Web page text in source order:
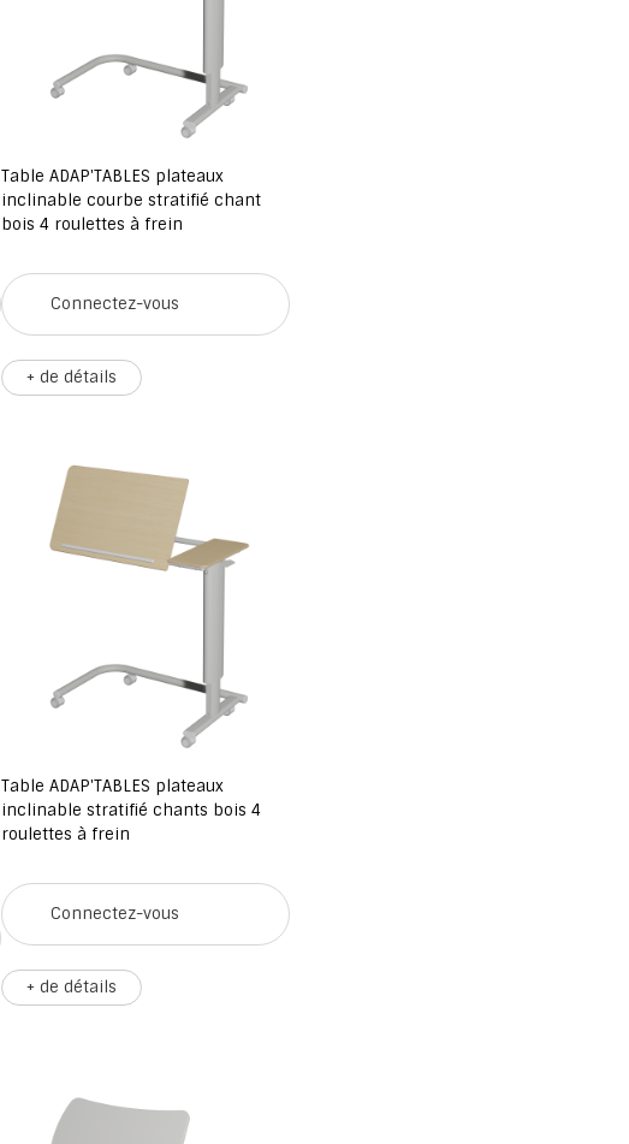
Table ADAP'TABLES plateaux
inclinable courbe stratifié chant
bois 4 roulettes à frein
Connectez-vous
+ de détails
Table ADAP'TABLES plateaux
inclinable stratifié chants bois 4
roulettes à frein
Connectez-vous
+ de détails